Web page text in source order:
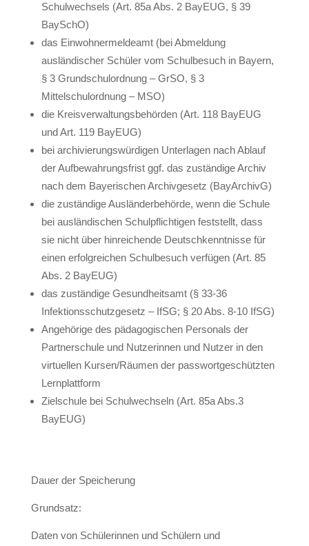
Schulwechsels (Art. 85a Abs. 2 BayEUG, § 39
BaySchO)
das Einwohnermeldeamt (bei Abmeldung
ausländischer Schüler vom Schulbesuch in Bayern,
§ 3 Grundschulordnung – GrSO, § 3
Mittelschulordnung – MSO)
die Kreisverwaltungsbehörden (Art. 118 BayEUG
und Art. 119 BayEUG)
bei archivierungswürdigen Unterlagen nach Ablauf
der Aufbewahrungsfrist ggf. das zuständige Archiv
nach dem Bayerischen Archivgesetz (BayArchivG)
die zuständige Ausländerbehörde, wenn die Schule
bei ausländischen Schulpflichtigen feststellt, dass
sie nicht über hinreichende Deutschkenntnisse für
einen erfolgreichen Schulbesuch verfügen (Art. 85
Abs. 2 BayEUG)
das zuständige Gesundheitsamt (§ 33-36
Infektionsschutzgesetz – IfSG; § 20 Abs. 8-10 IfSG)
Angehörige des pädagogischen Personals der
Partnerschule und Nutzerinnen und Nutzer in den
virtuellen Kursen/Räumen der passwortgeschützten
Lernplattform
Zielschule bei Schulwechseln (Art. 85a Abs.3
BayEUG)
Dauer der Speicherung
Grundsatz:
Daten von Schülerinnen und Schülern und